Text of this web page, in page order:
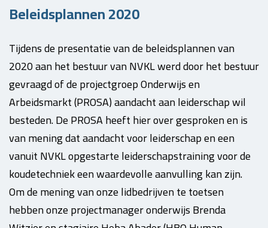
Beleidsplannen 2020
Tijdens de presentatie van de beleidsplannen van
2020 aan het bestuur van NVKL werd door het bestuur
gevraagd of de projectgroep Onderwijs en
Arbeidsmarkt (PROSA) aandacht aan leiderschap wil
besteden. De PROSA heeft hier over gesproken en is
van mening dat aandacht voor leiderschap en een
vanuit NVKL opgestarte leiderschapstraining voor de
koudetechniek een waardevolle aanvulling kan zijn.
Om de mening van onze lidbedrijven te toetsen
hebben onze projectmanager onderwijs Brenda